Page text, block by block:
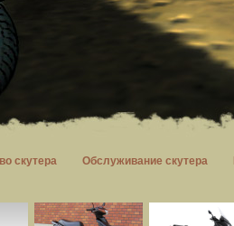
скутера Обслуживание скутера